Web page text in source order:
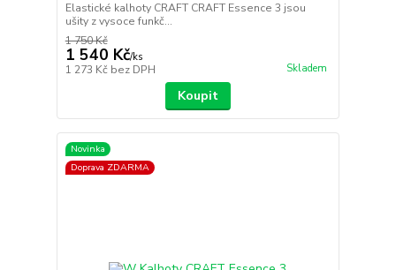
Elastické kalhoty CRAFT CRAFT Essence 3 jsou
ušity z vysoce funkč...
1 750 Kč
1 540 Kč/ks
1 273 Kč bez DPH Skladem
Koupit
Novinka
Doprava ZDARMA